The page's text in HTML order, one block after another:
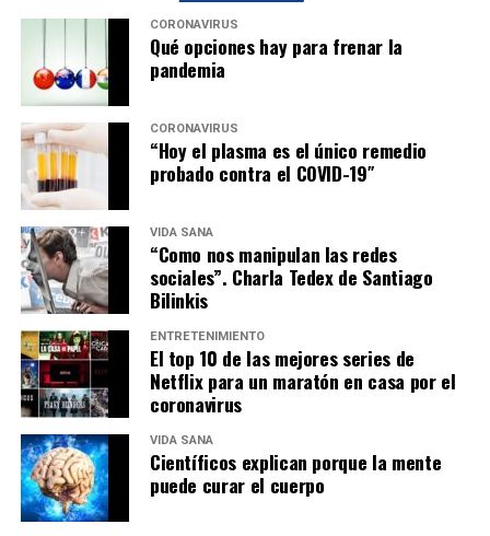
CORONAVIRUS
Qué opciones hay para frenar la
pandemia
CORONAVIRUS
“Hoy el plasma es el único remedio
probado contra el COVID-19″
VIDA SANA
“Como nos manipulan las redes
sociales”. Charla Tedex de Santiago
Bilinkis
ENTRETENIMIENTO
El top 10 de las mejores series de
Netflix para un maratón en casa por el
coronavirus
VIDA SANA
Científicos explican porque la mente
puede curar el cuerpo